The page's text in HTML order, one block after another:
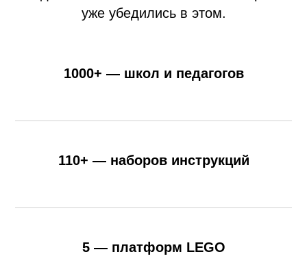
уже убедились в этом.
1000+ — школ и педагогов
110+ — наборов инструкций
5— платформ LEGO